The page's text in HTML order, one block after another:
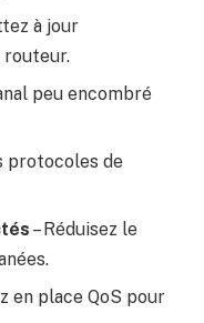
à jour
peu encombré
protocoles de
– Réduisez le
en place QoS pour